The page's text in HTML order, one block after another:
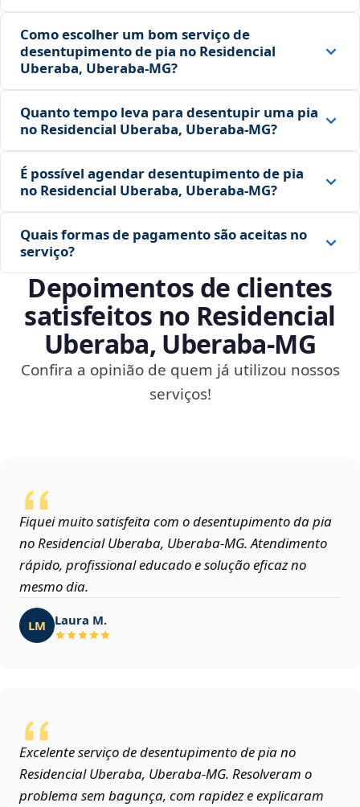
Como escolher um bom serviço de
desentupimento de pia no Residencial
Uberaba, Uberaba‑MG?
Quanto tempo leva para desentupir uma pia
no Residencial Uberaba, Uberaba‑MG?
É possível agendar desentupimento de pia
no Residencial Uberaba, Uberaba‑MG?
Quais formas de pagamento são aceitas no
serviço?
Depoimentos de clientes
satisfeitos no Residencial
Uberaba, Uberaba‑MG
Confira a opinião de quem já utilizou nossos
serviços!
Fiquei muito satisfeita com o desentupimento da pia
no Residencial Uberaba, Uberaba‑MG. Atendimento
rápido, profissional educado e solução eficaz no
mesmo dia.
LM Laura M.
Excelente serviço de desentupimento de pia no
Residencial Uberaba, Uberaba‑MG. Resolveram o
problema sem bagunça, com rapidez e explicaram